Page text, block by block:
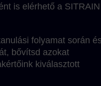
is elérhető a SITRAIN
folyamat során
bővítsd azokat
kiválasztott